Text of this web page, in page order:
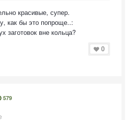
красивые, супер.
как бы это попроще..:
заготовок вне кольца?
0
579